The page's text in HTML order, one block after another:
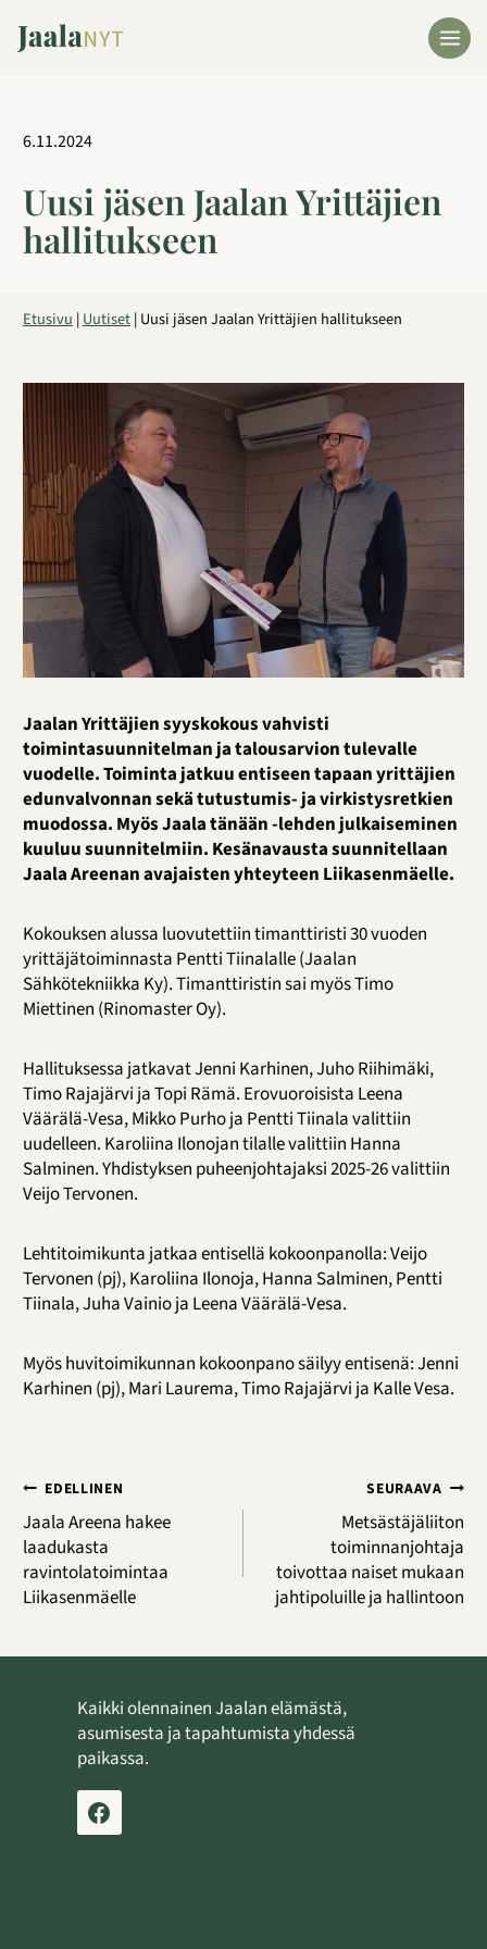
sisältöön
6.11.2024
Uusi jäsen Jaalan Yrittäjien
hallitukseen
Etusivu|Uutiset|Uusi jäsen Jaalan Yrittäjien hallitukseen
Jaalan Yrittäjien syyskokous vahvisti
toimintasuunnitelman ja talousarvion tulevalle
vuodelle. Toiminta jatkuu entiseen tapaan yrittäjien
edunvalvonnan sekä tutustumis- ja virkistysretkien
muodossa. Myös Jaala tänään -lehden julkaiseminen
kuuluu suunnitelmiin. Kesänavausta suunnitellaan
Jaala Areenan avajaisten yhteyteen Liikasenmäelle.
Kokouksen alussa luovutettiin timanttiristi 30 vuoden
yrittäjätoiminnasta Pentti Tiinalalle (Jaalan
Sähkötekniikka Ky). Timanttiristin sai myös Timo
Miettinen (Rinomaster Oy).
Hallituksessa jatkavat Jenni Karhinen, Juho Riihimäki,
Timo Rajajärvi ja Topi Rämä. Erovuoroisista Leena
Väärälä-Vesa, Mikko Purho ja Pentti Tiinala valittiin
uudelleen. Karoliina Ilonojan tilalle valittiin Hanna
Salminen. Yhdistyksen puheenjohtajaksi 2025-26 valittiin
Veijo Tervonen.
Lehtitoimikunta jatkaa entisellä kokoonpanolla: Veijo
Tervonen (pj), Karoliina Ilonoja, Hanna Salminen, Pentti
Tiinala, Juha Vainio ja Leena Väärälä-Vesa.
Myös huvitoimikunnan kokoonpano säilyy entisenä: Jenni
Karhinen (pj), Mari Laurema, Timo Rajajärvi ja Kalle Vesa.
Artikkelien
selaus
EDELLINEN
Jaala Areena hakee
laadukasta
ravintolatoimintaa
Liikasenmäelle
SEURAAVA
Metsästäjäliiton
toiminnanjohtaja
toivottaa naiset mukaan
jahtipoluille ja hallintoon
Kaikki olennainen Jaalan elämästä,
asumisesta ja tapahtumista yhdessä
paikassa.